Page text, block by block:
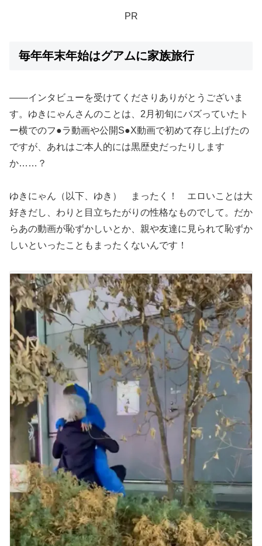
PR
毎年年末年始はグアムに家族旅行
――インタビューを受けてくださりありがとうございま
す。ゆきにゃんさんのことは、2月初旬にバズっていたト
ー横でのフ●ラ動画や公開S●X動画で初めて存じ上げたの
ですが、あれはご本人的には黒歴史だったりします
か……？
ゆきにゃん（以下、ゆき） まったく！ エロいことは大
好きだし、わりと目立ちたがりの性格なものでして。だか
らあの動画が恥ずかしいとか、親や友達に見られて恥ずか
しいといったこともまったくないんです！